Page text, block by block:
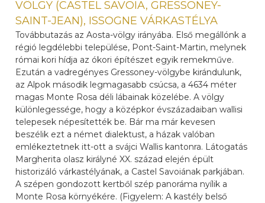
VÖLGY (CASTEL SAVOIA, GRESSONEY-
SAINT-JEAN), ISSOGNE VÁRKASTÉLYA
Továbbutazás az Aosta-völgy irányába. Első megállónk a
régió legdélebbi települése, Pont-Saint-Martin, melynek
római kori hídja az ókori építészet egyik remekműve.
Ezután a vadregényes Gressoney-völgybe kirándulunk,
az Alpok második legmagasabb csúcsa, a 4634 méter
magas Monte Rosa déli lábainak közelébe. A völgy
különlegessége, hogy a középkor évszázadaiban wallisi
telepesek népesítették be. Bár ma már kevesen
beszélik ezt a német dialektust, a házak valóban
emlékeztetnek itt-ott a svájci Wallis kantonra. Látogatás
Margherita olasz királyné XX. század elején épült
historizáló várkastélyának, a Castel Savoiának parkjában.
A szépen gondozott kertből szép panoráma nyílik a
Monte Rosa környékére. (Figyelem: A kastély belső